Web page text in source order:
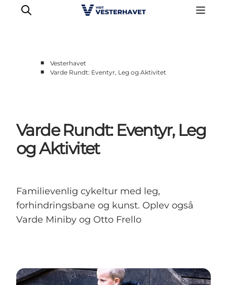
Mad & Overnatning
Køb billet
Planlæg din ferie
■
Vesterhavet
■
Varde Rundt: Eventyr, Leg og Aktivitet
Varde Rundt: Eventyr, Leg
og Aktivitet
Familievenlig cykeltur med leg,
forhindringsbane og kunst. Oplev også
Varde Miniby og Otto Frello